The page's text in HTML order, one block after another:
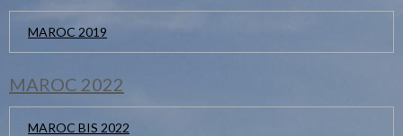
MAROC 2019
MAROC 2022
MAROC BIS 2022